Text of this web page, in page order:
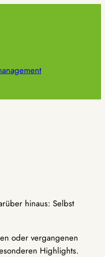
hinaus: Selbst
oder vergangenen
Highlights.